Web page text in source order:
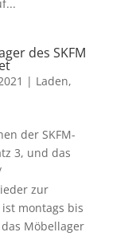
des SKFM
| Laden,
der SKFM-
3, und das
zur
montags bis
Möbellager